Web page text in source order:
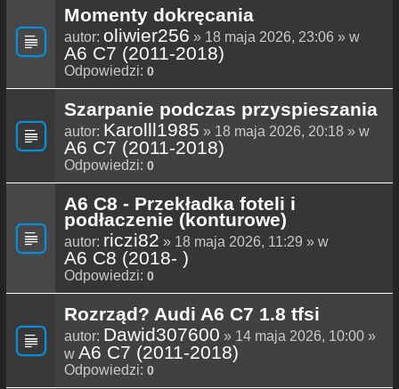
Momenty dokręcania
autor: oliwier256 » 18 maja 2026, 23:06 » w
A6 C7 (2011-2018)
Odpowiedzi: 0
Szarpanie podczas przyspieszania
autor: Karolll1985 » 18 maja 2026, 20:18 » w
A6 C7 (2011-2018)
Odpowiedzi: 0
A6 C8 - Przekładka foteli i
podłaczenie (konturowe)
autor: riczi82 » 18 maja 2026, 11:29 » w
A6 C8 (2018- )
Odpowiedzi: 0
Rozrząd? Audi A6 C7 1.8 tfsi
autor: Dawid307600 » 14 maja 2026, 10:00 »
w A6 C7 (2011-2018)
Odpowiedzi: 0